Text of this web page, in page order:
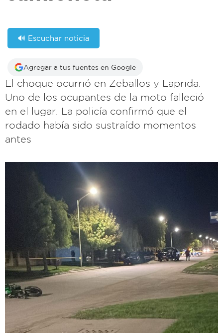
🔊 Escuchar noticia
Agregar a tus fuentes en Google
El choque ocurrió en Zeballos y Laprida.
Uno de los ocupantes de la moto falleció
en el lugar. La policía confirmó que el
rodado había sido sustraído momentos
antes